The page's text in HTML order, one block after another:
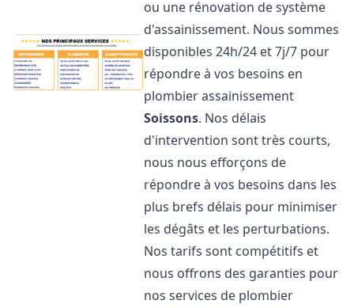
ou une rénovation de système
d'assainissement. Nous sommes
disponibles 24h/24 et 7j/7 pour
répondre à vos besoins en
plombier assainissement
Soissons. Nos délais
d'intervention sont très courts,
nous nous efforçons de
répondre à vos besoins dans les
plus brefs délais pour minimiser
les dégâts et les perturbations.
Nos tarifs sont compétitifs et
nous offrons des garanties pour
nos services de plombier